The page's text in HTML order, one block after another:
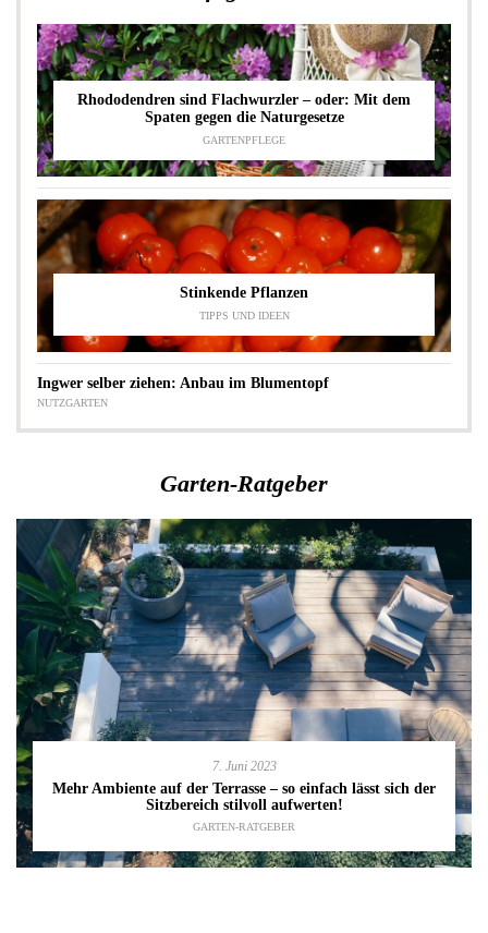
Rhododendren sind Flachwurzler – oder: Mit dem
Spaten gegen die Naturgesetze
GARTENPFLEGE
Stinkende Pflanzen
TIPPS UND IDEEN
Ingwer selber ziehen: Anbau im Blumentopf
NUTZGARTEN
Garten-Ratgeber
7. Juni 2023
Mehr Ambiente auf der Terrasse – so einfach lässt sich der
Sitzbereich stilvoll aufwerten!
GARTEN-RATGEBER